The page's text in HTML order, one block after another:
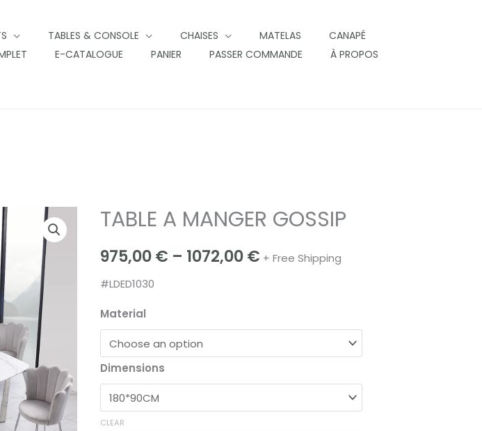
TABLES & CONSOLE CHAISES MATELAS
CANAPÉ
E-CATALOGUE PANIER PASSER COMMANDE
À PROPOS
TABLE A MANGER GOSSIP
975,00€ – 1072,00€
Price
range:
1072,00 €
+ Free Shipping
#LDED1030
Material
Dimensions
CLEAR
TABLE
MANGER
quantity